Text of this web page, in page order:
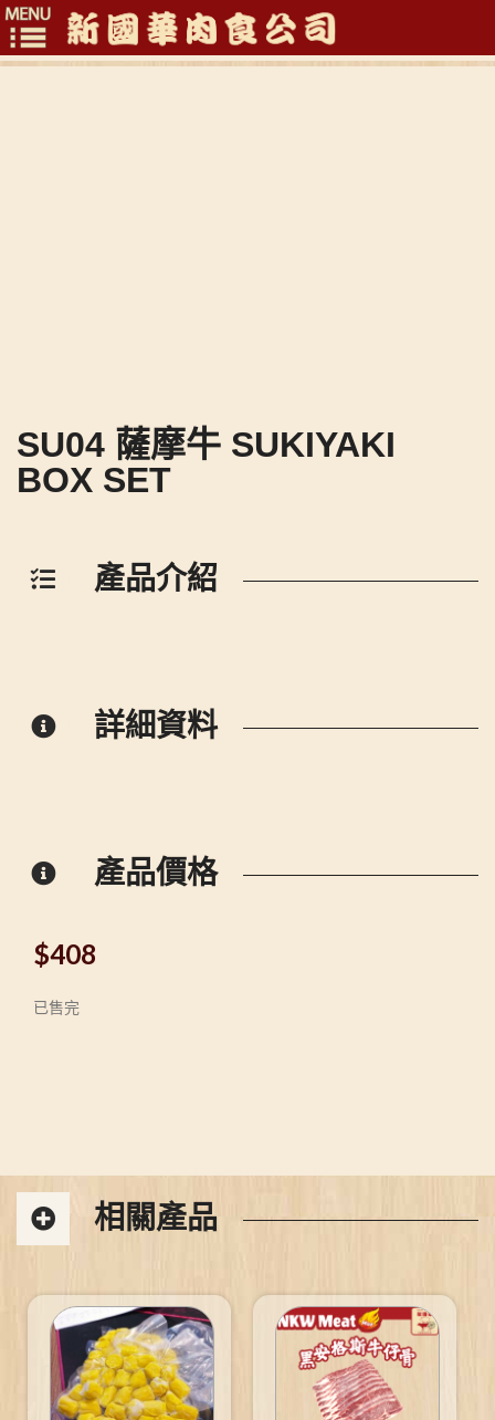
Toggle
SU04 薩摩牛 SUKIYAKI
BOX SET
產品介紹
詳細資料
產品價格
$408
已售完
相關產品